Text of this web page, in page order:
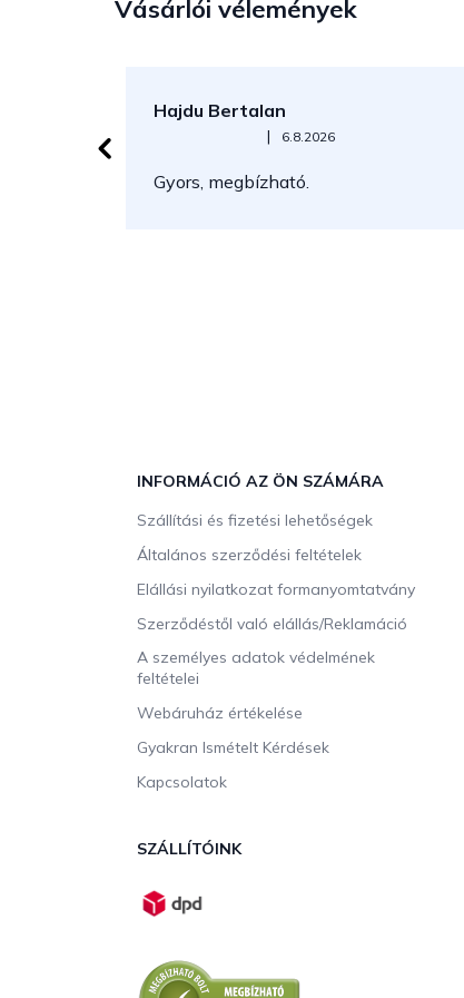
Vásárlói vélemények
Hajdu Bertalan
Az áruház értékelése 5-ből 5 csillag.
| 6.8.2026
Gyors, megbízható.
INFORMÁCIÓ AZ ÖN SZÁMÁRA
Szállítási és fizetési lehetőségek
Általános szerződési feltételek
Elállási nyilatkozat formanyomtatvány
Szerződéstől való elállás/Reklamáció
A személyes adatok védelmének
feltételei
Webáruház értékelése
Gyakran Ismételt Kérdések
Kapcsolatok
SZÁLLÍTÓINK